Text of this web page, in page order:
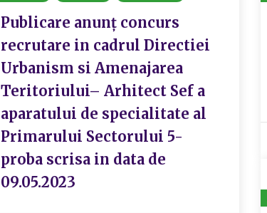
Publicare anunț concurs
recrutare in cadrul Directiei
Urbanism si Amenajarea
Teritoriului– Arhitect Sef a
aparatului de specialitate al
Primarului Sectorului 5-
proba scrisa in data de
09.05.2023